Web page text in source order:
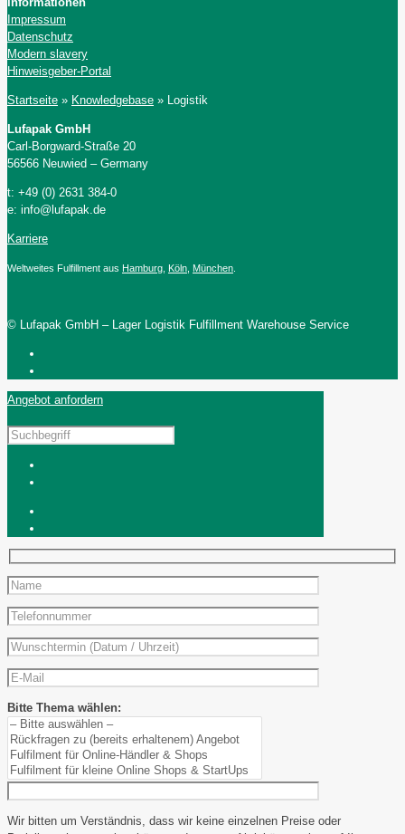
Impressum
Datenschutz
Modern slavery
Hinweisgeber-Portal
Startseite » Knowledgebase » Logistik
Lufapak GmbH
Carl-Borgward-Straße 20
56566 Neuwied – Germany
t: +49 (0) 2631 384-0
e: info@lufapak.de
Karriere
Weltweites Fulfillment aus Hamburg Köln München
© Lufapak GmbH – Lager Logistik Fulfillment Warehouse Service
Angebot anfordern
Bitte Thema wählen:
Wir bitten um Verständnis, dass wir keine einzelnen Preise oder